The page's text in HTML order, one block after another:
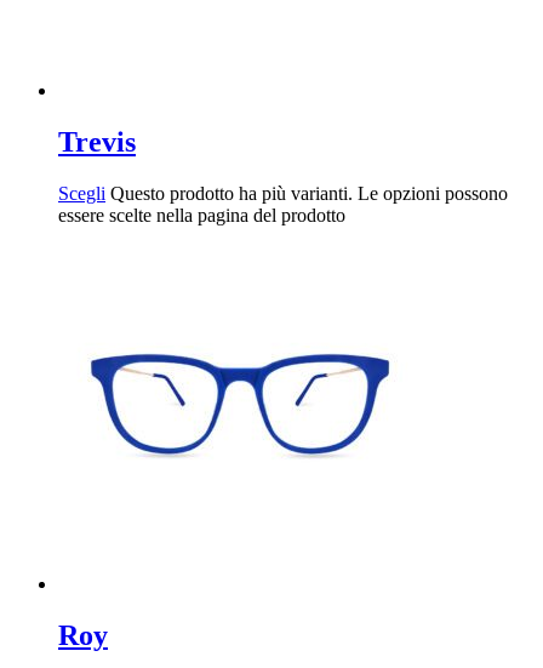
Trevis
Scegli Questo prodotto ha più varianti. Le opzioni possono
essere scelte nella pagina del prodotto
Roy